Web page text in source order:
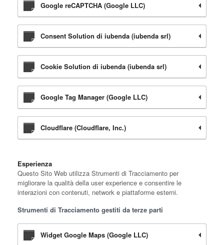
Google reCAPTCHA (Google LLC)
Consent Solution di iubenda (iubenda srl)
Cookie Solution di iubenda (iubenda srl)
Google Tag Manager (Google LLC)
Cloudflare (Cloudflare, Inc.)
Esperienza
Questo Sito Web utilizza Strumenti di Tracciamento per
migliorare la qualità della user experience e consentire le
interazioni con contenuti, network e piattaforme esterni.
Strumenti di Tracciamento gestiti da terze parti
Widget Google Maps (Google LLC)